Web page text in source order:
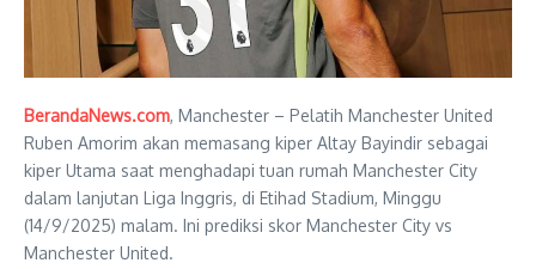
BerandaNews.com, Manchester – Pelatih Manchester United
Ruben Amorim akan memasang kiper Altay Bayindir sebagai
kiper Utama saat menghadapi tuan rumah Manchester City
dalam lanjutan Liga Inggris, di Etihad Stadium, Minggu
(14/9/2025) malam. Ini prediksi skor Manchester City vs
Manchester United.